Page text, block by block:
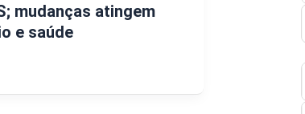
mudanças atingem
e saúde